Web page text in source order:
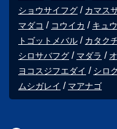
ショウサイフグ
カマス
マダコ
コウイカ キュ
トゴットメバル
カタク
シロサバフグ
マダラ
ヨコスジフエダイ
シロ
ムシガレイ
マアナゴ